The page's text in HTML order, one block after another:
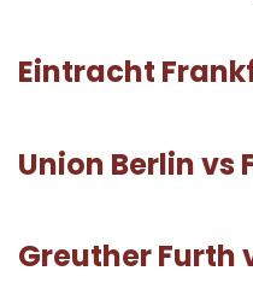
Eintracht
Union Berlin vs
Greuther Furth